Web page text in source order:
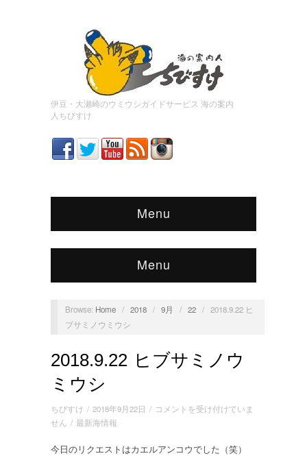
伊豆・大瀬崎のウミウシガイドサービス 海の案内
人ちびすけ
Menu
Menu
Browse: Home / 2018 / 9月 / 22 /
2018.9.22 ヒ
ブサミノウミウシ
2018.9.22 ヒブサミノウ
ミウシ
ちびすけ / 2018年9月22日 / 2018.9.22
サ
コメントを受け付けていま
せん / 最新海情報
今日のリクエストはカエルアンコウでした（笑）